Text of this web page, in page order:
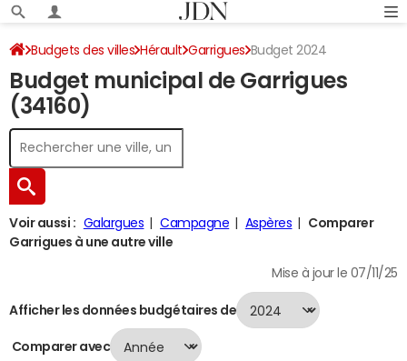
Budgets des villes Hérault Garrigues Budget 2024
Budget municipal de Garrigues
(34160)
Voir aussi : Galargues Campagne Aspères
Comparer
Garrigues à une autre ville
Mise à jour le 07/11/25
Afficher les données budgétaires de
Comparer avec